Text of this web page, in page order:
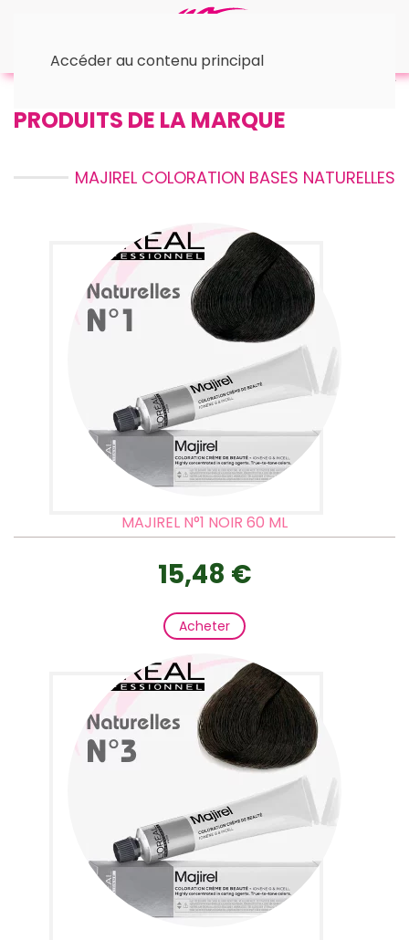
Accéder au contenu principal
PRODUITS DE LA MARQUE
MAJIREL COLORATION BASES NATURELLES
MAJIREL N°1 NOIR 60 ML
15,48 €
Acheter